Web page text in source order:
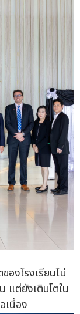
องโรงเรียนไม่
แต่ยังเติบโตใน
เนื่อง